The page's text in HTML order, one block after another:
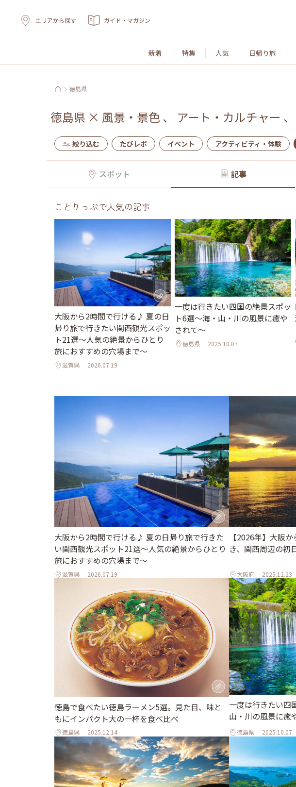
エリアから探す ガイド・マガジン
新着 特集 人気 日帰り旅
徳島県
徳島県 × 風景・景色 、 アート・カルチャー 、
絞り込む たびレポ イベント アクティビティ・体験
スポット 記事
ことりっぷで人気の記事
大阪から2時間で行ける♪ 夏の日
帰り旅で行きたい関西観光スポッ
ト21選～人気の絶景からひとり
旅におすすめの穴場まで～
滋賀県 2026.07.19
一度は行きたい四国の絶景スポッ
ト6選〜海・山・川の風景に癒や
されて〜
徳島県 2025.10.07
大阪から2時間で行ける♪ 夏の日帰り旅で行きた
い関西観光スポット21選～人気の絶景からひとり
旅におすすめの穴場まで～
滋賀県 2026.07.19
【2026年】大阪
き、関西周辺の初
大阪府 2025.12.23
徳島で食べたい徳島ラーメン5選。見た目、味と
もにインパクト大の一杯を食べ比べ
徳島県 2025.12.14
一度は行きたい四
山・川の風景に癒
徳島県 2025.10.07